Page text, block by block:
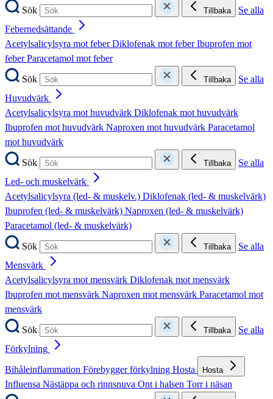
Sök
Tillbaka
Se alla
Febernedsättande
Acetylsalicylsyra mot feberDiklofenak mot feberIbuprofen mot
feberParacetamol mot feber
Sök
Tillbaka
Se alla
Huvudvärk
Acetylsalicylsyra mot huvudvärk Diklofenak mot huvudvärk
Ibuprofen mot huvudvärk Naproxen mot huvudvärk Paracetamol
mot huvudvärk
Sök
Tillbaka
Se alla
Led- och muskelvärk
Acetylsalicylsyra (led- & muskelv.) Diklofenak (led- & muskelvärk)
Ibuprofen (led- & muskelvärk) Naproxen (led- & muskelvärk)
Paracetamol (led- & muskelvärk)
Sök
Tillbaka
Se alla
Mensvärk
Acetylsalicylsyra mot mensvärk Diklofenak mot mensvärk
Ibuprofen mot mensvärk Naproxen mot mensvärk Paracetamol mot
mensvärk
Sök
Tillbaka
Se alla
Förkylning
Bihåleinflammation Förebygger förkylning Hosta Hosta
Influensa Nästäppa och rinnsnuva Ont i halsen Torr i näsan